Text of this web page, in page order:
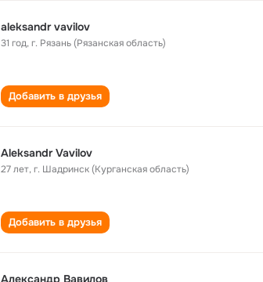
aleksandr vavilov
31 год,г. Рязань (Рязанская область)
Добавить в друзья
Aleksandr Vavilov
27 лет,г. Шадринск (Курганская область)
Добавить в друзья
Александр Вавилов